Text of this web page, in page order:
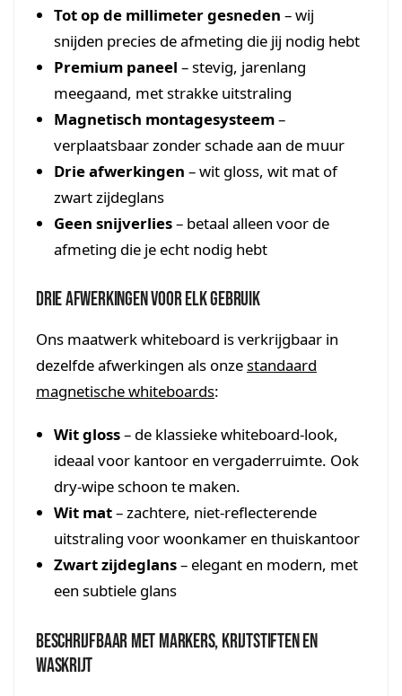
Tot op de millimeter gesneden – wij
snijden precies de afmeting die jij nodig hebt
Premium paneel – stevig, jarenlang
meegaand, met strakke uitstraling
Magnetisch montagesysteem–
verplaatsbaar zonder schade aan de muur
Drie afwerkingen – wit gloss, wit mat of
zwart zijdeglans
Geen snijverlies– betaal alleen voor de
afmeting die je echt nodig hebt
Drie afwerkingen voor elk gebruik
Ons maatwerk whiteboard is verkrijgbaar in
dezelfde afwerkingen als onzestandaard
magnetische whiteboards:
Wit gloss– de klassieke whiteboard-look,
ideaal voor kantoor en vergaderruimte. Ook
dry-wipe schoon te maken.
Wit mat– zachtere, niet-reflecterende
uitstraling voor woonkamer en thuiskantoor
Zwart zijdeglans– elegant en modern, met
een subtiele glans
Beschrijfbaar met markers, krijtstiften en
waskrijt